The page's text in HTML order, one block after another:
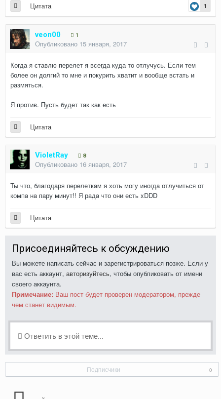
1
Цитата
veon00 1
Опубликовано 15 января, 2017
Когда я ставлю перелет я всегда куда то отлучусь. Если тем
более он долгий то мне и покурить хватит и вообще встать и
размяться.
Я против. Пусть будет так как есть
Цитата
VioletRay 8
Опубликовано 16 января, 2017
Ты что, блaгодaря перелеткaм я хоть могу иногдa отлучиться от
компa нa пaру минут!! Я рaдa что они есть xDDD
Цитата
Присоединяйтесь к обсуждению
Вы можете написать сейчас и зарегистрироваться позже. Если у
вас есть аккаунт, авторизуйтесь, чтобы опубликовать от имени
своего аккаунта.
Примечание: Ваш пост будет проверен модератором, прежде
чем станет видимым.
Ответить в этой теме...
Подписчики 0